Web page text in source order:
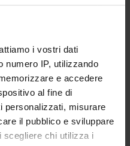
i vostri dati
numero IP, utilizzando
e accedere
al fine di
personalizzati, misurare
il pubblico e sviluppare
scegliere chi utilizza i